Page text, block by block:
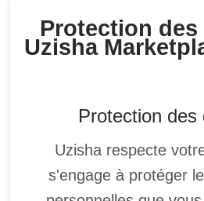
Protection
Uzisha
s'engage à protéger
personnelles que